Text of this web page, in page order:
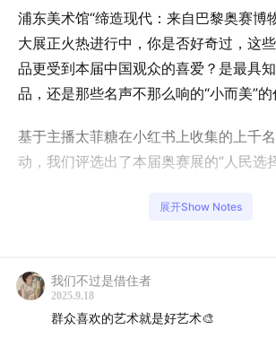
浦东美术馆“缔造现代：来自巴黎奥赛博
大展正火热进行中，你是否好奇过，这
品更受到本届中国观众的喜爱？是最具
品，还是那些名声不那么响的“小而美”的
基于主播太菲糖在小红书上收集的上千
动，我们评选出了本届奥赛展的“人民选
本期我们将探讨这些作品为何能引起现
赏这些画作时是否也有一样的感受呢？
如果想站在艺术史、艺术流派发展
展开Show Notes
我们不过是借住者
2025.9.18
群众喜欢的艺术就是好艺术🎨